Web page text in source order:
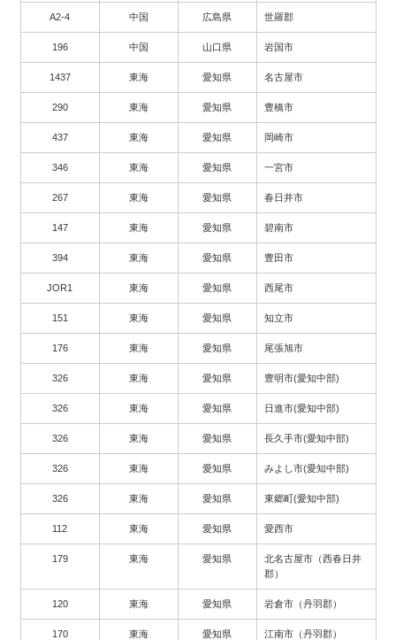
A2-4 中国 広島県 世羅郡
196 中国 山口県 岩国市
1437 東海 愛知県 名古屋市
290 東海 愛知県 豊橋市
437 東海 愛知県 岡崎市
346 東海 愛知県 一宮市
267 東海 愛知県 春日井市
147 東海 愛知県 碧南市
394 東海 愛知県 豊田市
JOR1 東海 愛知県 西尾市
151 東海 愛知県 知立市
176 東海 愛知県 尾張旭市
326 東海 愛知県 豊明市(愛知中部)
326 東海 愛知県 日進市(愛知中部)
326 東海 愛知県 長久手市(愛知中部)
326 東海 愛知県 みよし市(愛知中部)
326 東海 愛知県 東郷町(愛知中部)
112 東海 愛知県 愛西市
179 東海 愛知県
北名古屋市（西春日井
郡）
120 東海 愛知県 岩倉市（丹羽郡）
170 東海 愛知県 江南市（丹羽郡）